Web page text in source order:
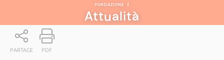
FUNDAZIONE |
Attualità
PARTAGE PDF